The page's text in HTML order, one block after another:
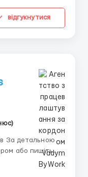
відгукнутися
або пишіть